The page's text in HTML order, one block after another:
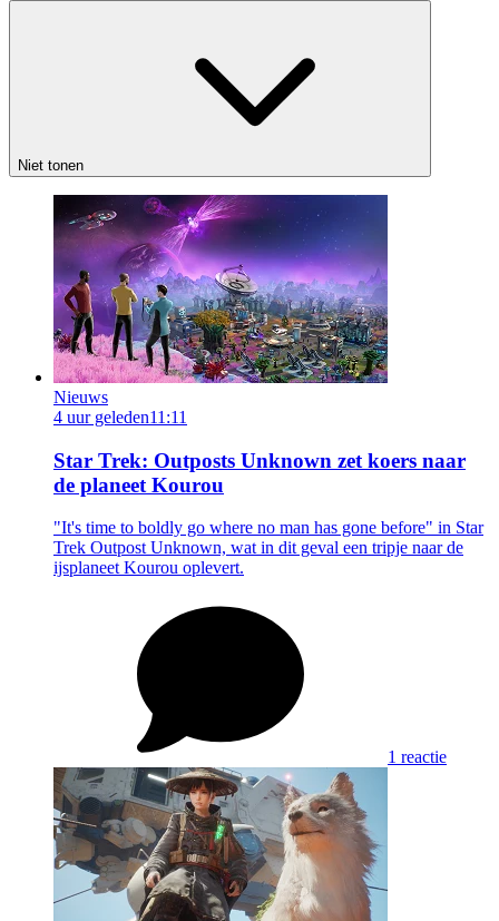
Niet tonen
Nieuws
4 uur geleden11:11
Star Trek: Outposts Unknown zet koers naar
de planeet Kourou
"It's time to boldly go where no man has gone before" in Star
Trek Outpost Unknown, wat in dit geval een tripje naar de
ijsplaneet Kourou oplevert.
1 reactie